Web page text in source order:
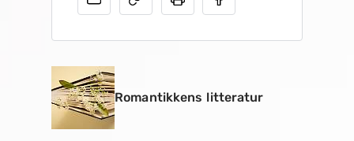
Romantikkens litteratur